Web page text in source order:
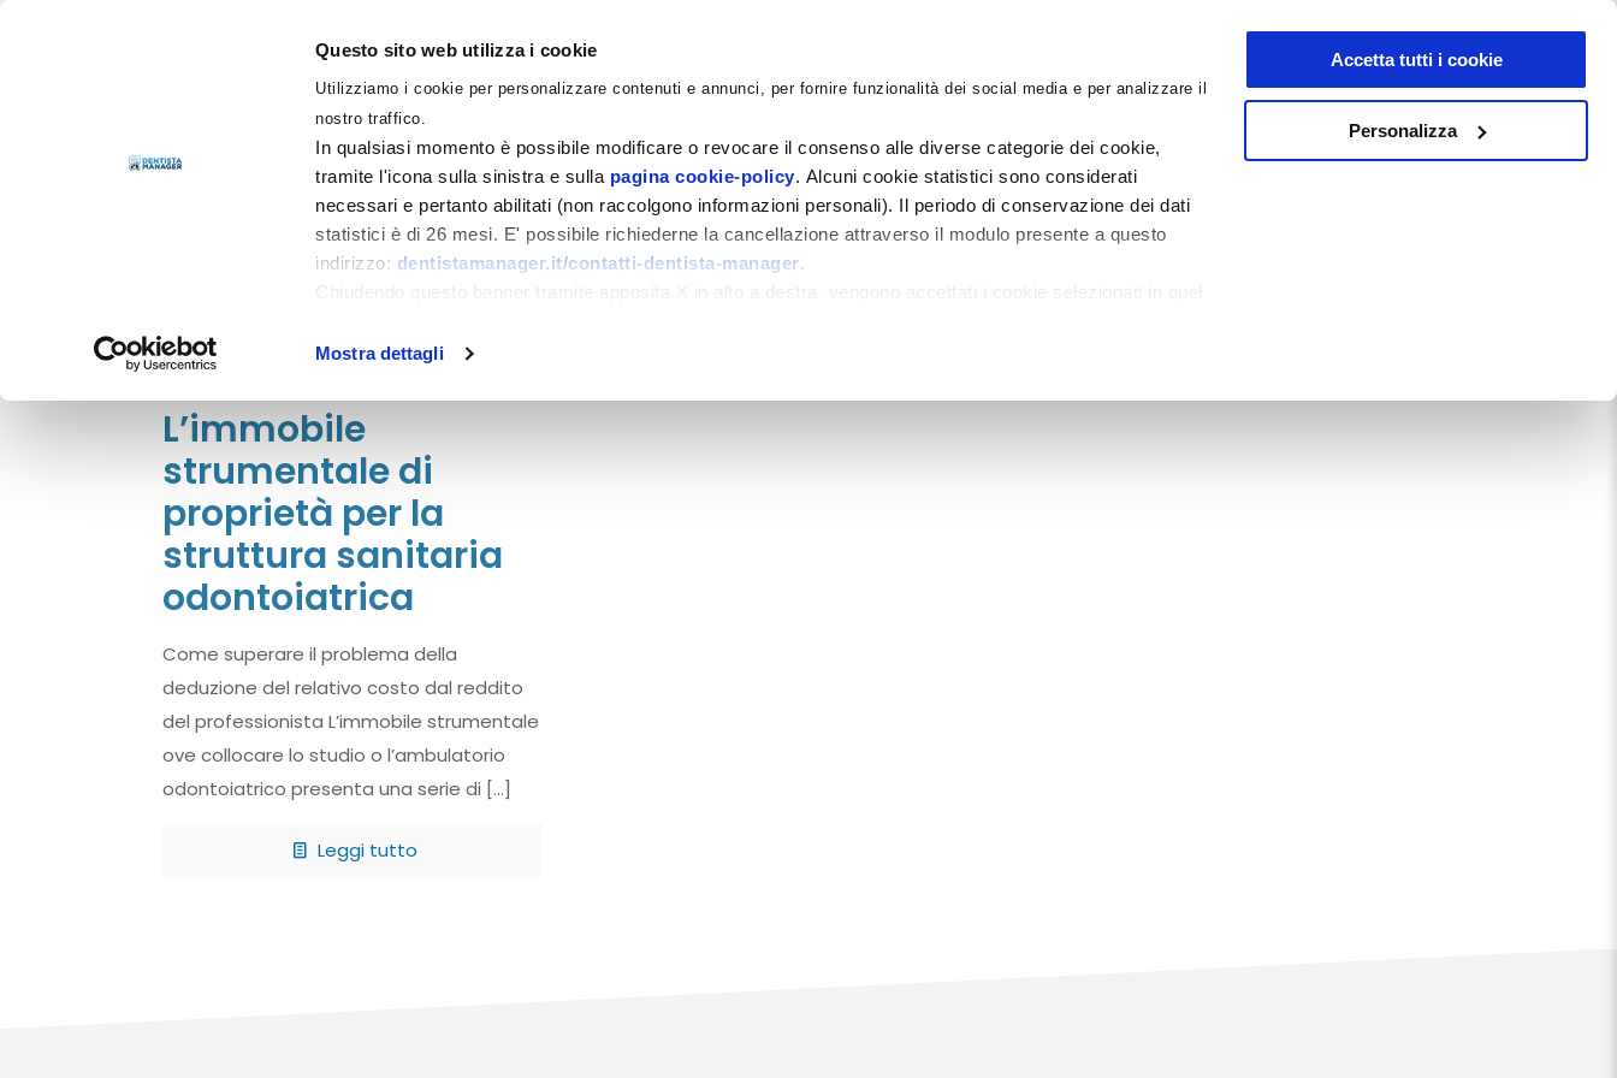
Questo sito web utilizza i cookie
Utilizziamo i cookie per personalizzare contenuti e annunci, per fornire funzionalità dei social media e per analizzare il
nostro traffico.
In qualsiasi momento è possibile modificare o revocare il consenso alle diverse categorie dei cookie,
tramite l'icona sulla sinistra e sulla pagina cookie-policy. Alcuni cookie statistici sono considerati
necessari e pertanto abilitati (non raccolgono informazioni personali). Il periodo di conservazione dei dati
statistici è di 26 mesi. E' possibile richiederne la cancellazione attraverso il modulo presente a questo
indirizzo: dentistamanager.it/contatti-dentista-manager.
Chiudendo questo banner tramite apposita X in alto a destra, vengono accettati i cookie selezionati in quel
Mostra dettagli
Accetta tutti i cookie
Personalizza
NEWSLETTER
DOCUMENTI 0 0
Categorie
Pietro Paolo Mastinuil
15 Novembre
L’immobile
strumentale di
proprietà per la
struttura sanitaria
odontoiatrica
Come superare il problema della
deduzione del relativo costo dal reddito
del professionista L’immobile strumentale
ove collocare lo studio o l’ambulatorio
odontoiatrico presenta una serie di […]
Leggi tutto